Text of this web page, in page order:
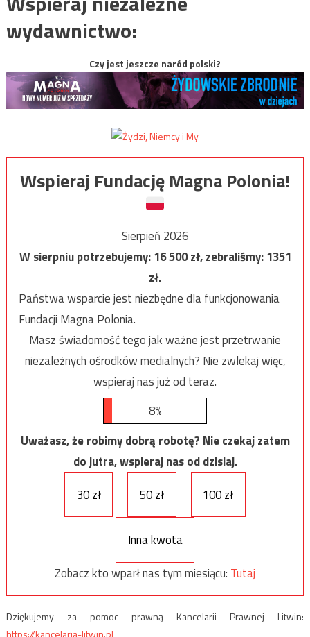
wydawnictwo:
Czy jest jeszcze naród polski?
Wspieraj Fundację Magna Polonia!
Sierpień 2026
W sierpniu potrzebujemy:16 500zł, zebraliśmy:1351
zł.
Państwa wsparcie jest niezbędne dla funkcjonowania
Fundacji Magna Polonia.
Masz świadomość tego jak ważne jest przetrwanie
niezależnych ośrodków medialnych? Nie zwlekaj więc,
wspieraj nas już od teraz.
8%
Uważasz, że robimy dobrą robotę? Nie czekaj zatem
do jutra, wspieraj nas od dzisiaj.
30 zł
50 zł 100 zł
Inna kwota
Zobacz kto wparł nas tym miesiącu: Tutaj
Dziękujemy za pomoc prawną Kancelarii Prawnej Litwin:
https://kancelaria-litwin.pl